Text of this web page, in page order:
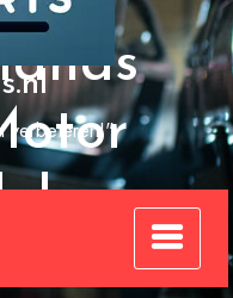
verbeteren!"